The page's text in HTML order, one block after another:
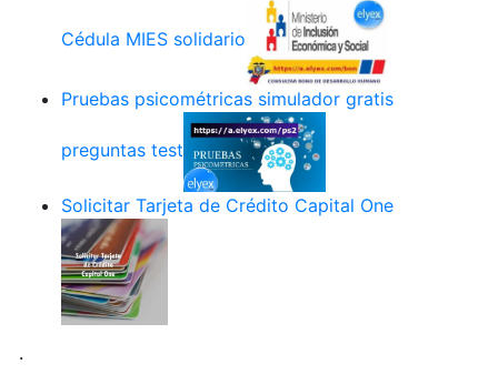
Cédula MIES solidario
Pruebas psicométricas simulador gratis
preguntas test
Solicitar Tarjeta de Crédito Capital One
.